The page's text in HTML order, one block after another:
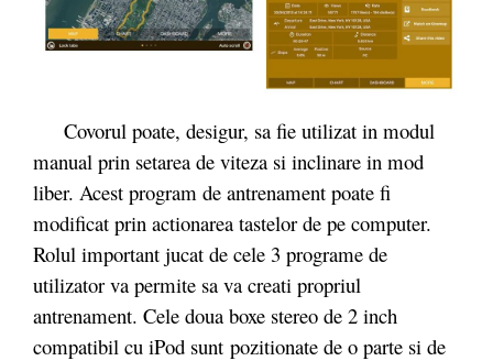
Covorul poate, desigur, sa fie utilizat in modul
manual prin setarea de viteza si inclinare in mod
liber. Acest program de antrenament poate fi
modificat prin actionarea tastelor de pe computer.
Rolul important jucat de cele 3 programe de
utilizator va permite sa va creati propriul
antrenament. Cele doua boxe stereo de 2 inch
compatibil cu iPod sunt pozitionate de o parte si de